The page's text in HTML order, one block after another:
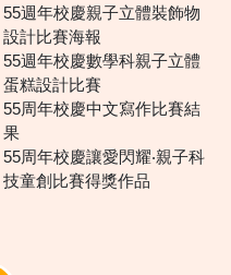
55週年校慶親子立體裝飾物
設計比賽海報
55週年校慶數學科親子立體
蛋糕設計比賽
55周年校慶中文寫作比賽結
果
55周年校慶讓愛閃耀‧親子科
技童創比賽得獎作品